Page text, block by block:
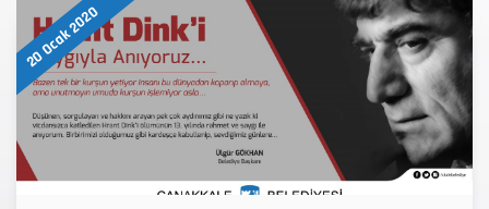
20 Ocak 2020